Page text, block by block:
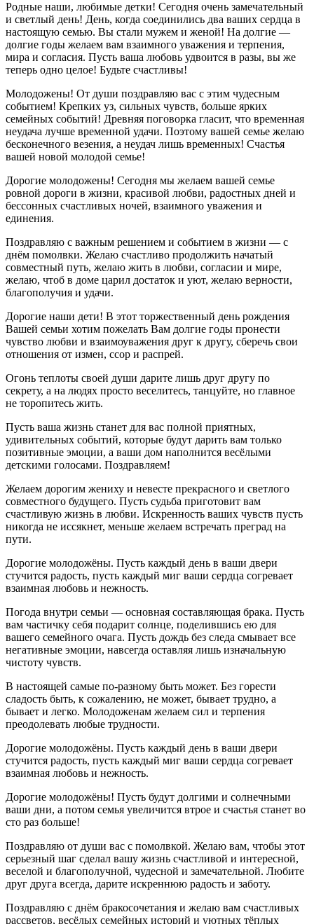
Родные наши, любимые детки! Сегодня очень замечательный
и светлый день! День, когда соединились два ваших сердца в
настоящую семью. Вы стали мужем и женой! На долгие —
долгие годы желаем вам взаимного уважения и терпения,
мира и согласия. Пусть ваша любовь удвоится в разы, вы же
теперь одно целое! Будьте счастливы!
Молодожены! От души поздравляю вас с этим чудесным
событием! Крепких уз, сильных чувств, больше ярких
семейных событий! Древняя поговорка гласит, что временная
неудача лучше временной удачи. Поэтому вашей семье желаю
бесконечного везения, а неудач лишь временных! Счастья
вашей новой молодой семье!
Дорогие молодожены! Сегодня мы желаем вашей семье
ровной дороги в жизни, красивой любви, радостных дней и
бессонных счастливых ночей, взаимного уважения и
единения.
Поздравляю с важным решением и событием в жизни — с
днём помолвки. Желаю счастливо продолжить начатый
совместный путь, желаю жить в любви, согласии и мире,
желаю, чтоб в доме царил достаток и уют, желаю верности,
благополучия и удачи.
Дорогие наши дети! В этот торжественный день рождения
Вашей семьи хотим пожелать Вам долгие годы пронести
чувство любви и взаимоуважения друг к другу, сберечь свои
отношения от измен, ссор и распрей.
Огонь теплоты своей души дарите лишь друг другу по
секрету, а на людях просто веселитесь, танцуйте, но главное
не торопитесь жить.
Пусть ваша жизнь станет для вас полной приятных,
удивительных событий, которые будут дарить вам только
позитивные эмоции, а ваши дом наполнится весёлыми
детскими голосами. Поздравляем!
Желаем дорогим жениху и невесте прекрасного и светлого
совместного будущего. Пусть судьба приготовит вам
счастливую жизнь в любви. Искренность ваших чувств пусть
никогда не иссякнет, меньше желаем встречать преград на
пути.
Дорогие молодожёны. Пусть каждый день в ваши двери
стучится радость, пусть каждый миг ваши сердца согревает
взаимная любовь и нежность.
Погода внутри семьи — основная составляющая брака. Пусть
вам частичку себя подарит солнце, поделившись ею для
вашего семейного очага. Пусть дождь без следа смывает все
негативные эмоции, навсегда оставляя лишь изначальную
чистоту чувств.
В настоящей самые по-разному быть может. Без горести
сладость быть, к сожалению, не может, бывает трудно, а
бывает и легко. Молодоженам желаем сил и терпения
преодолевать любые трудности.
Дорогие молодожёны. Пусть каждый день в ваши двери
стучится радость, пусть каждый миг ваши сердца согревает
взаимная любовь и нежность.
Дорогие молодожёны! Пусть будут долгими и солнечными
ваши дни, а потом семья увеличится втрое и счастья станет во
сто раз больше!
Поздравляю от души вас с помолвкой. Желаю вам, чтобы этот
серьезный шаг сделал вашу жизнь счастливой и интересной,
веселой и благополучной, чудесной и замечательной. Любите
друг друга всегда, дарите искреннюю радость и заботу.
Поздравляю с днём бракосочетания и желаю вам счастливых
рассветов, весёлых семейных историй и уютных тёплых